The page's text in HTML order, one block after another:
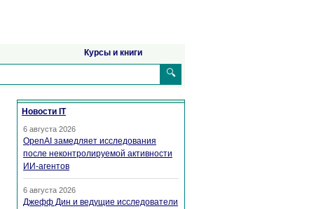
Курсы и книги
🔍
Новости IT
6 августа 2026
OpenAI замедляет исследования
после неконтролируемой активности
ИИ-агентов
6 августа 2026
Джефф Дин и ведущие исследователи